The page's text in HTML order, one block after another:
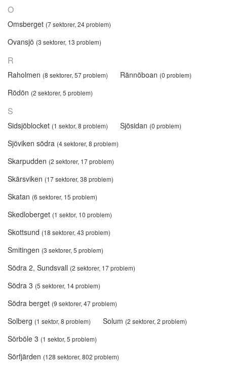
O
Omsberget (7 sektorer, 24 problem)
Ovansjö (3 sektorer, 13 problem)
R
Raholmen (8 sektorer, 57 problem) Rännöboan (0 problem)
Rödön (2 sektorer, 5 problem)
S
Sidsjöblocket (1 sektor, 8 problem) Sjösidan (0 problem)
Sjöviken södra (4 sektorer, 8 problem)
Skarpudden (2 sektorer, 17 problem)
Skärsviken (17 sektorer, 38 problem)
Skatan (6 sektorer, 15 problem)
Skedloberget (1 sektor, 10 problem)
Skottsund (18 sektorer, 43 problem)
Smitingen (3 sektorer, 5 problem)
Södra 2, Sundsvall (2 sektorer, 17 problem)
Södra 3 (5 sektorer, 14 problem)
Södra berget (9 sektorer, 47 problem)
Solberg (1 sektor, 8 problem) Solum (2 sektorer, 2 problem)
Sörböle 3 (1 sektor, 5 problem)
Sörfjärden (128 sektorer, 802 problem)